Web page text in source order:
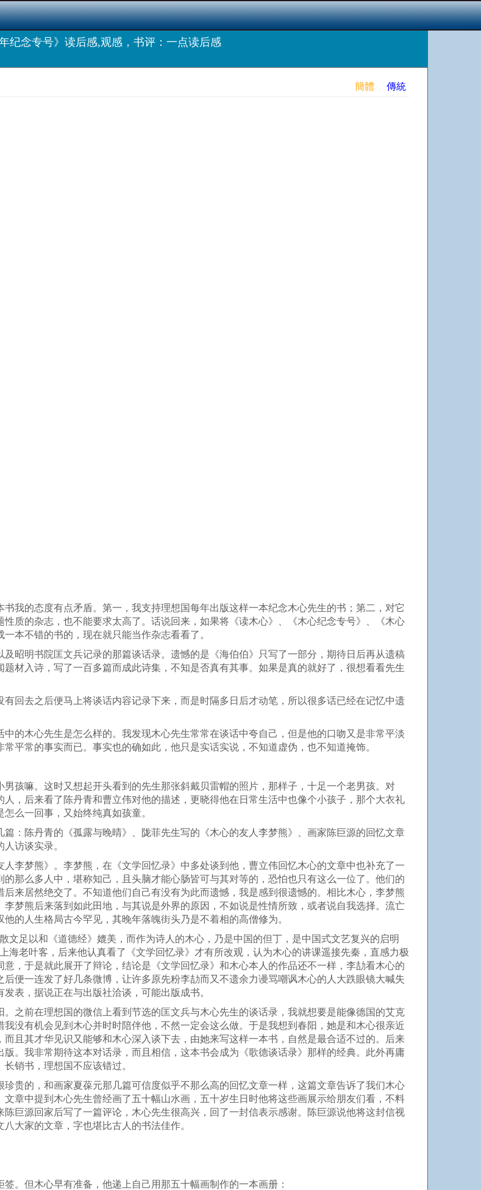
纪念专号》读后感,观感，书评：一点读后感
簡體 傳統
我的态度有点矛盾。第一，我支持理想国每年出版这样一本纪念木心先生的书；第二，对它
质的杂志，也不能要求太高了。话说回来，如果将《读木心》、《木心纪念专号》、《木心
本不错的书的，现在就只能当作杂志看看了。
昭明书院匡文兵记录的那篇谈话录。遗憾的是《海伯伯》只写了一部分，期待日后再从遗稿
材入诗，写了一百多篇而成此诗集，不知是否真有其事。如果是真的就好了，很想看看先生
回去之后便马上将谈话内容记录下来，而是时隔多日后才动笔，所以很多话已经在记忆中遗
的木心先生是怎么样的。我发现木心先生常常在谈话中夸自己，但是他的口吻又是非常平淡
平常的事实而已。事实也的确如此，他只是实话实说，不知道虚伪，也不知道掩饰。
孩嘛。这时又想起开头看到的先生那张斜戴贝雷帽的照片，那样子，十足一个老男孩。对
，后来看了陈丹青和曹立伟对他的描述，更晓得他在日常生活中也像个小孩子，那个大衣礼
么一回事，又始终纯真如孩童。
：陈丹青的《孤露与晚晴》、陇菲先生写的《木心的友人李梦熊》、画家陈巨源的回忆文章
访谈实录。
李梦熊》。李梦熊，在《文学回忆录》中多处谈到他，曹立伟回忆木心的文章中也补充了一
那么多人中，堪称知己，且头脑才能心肠皆可与其对等的，恐怕也只有这么一位了。他们的
来居然绝交了。不知道他们自己有没有为此而遗憾，我是感到很遗憾的。相比木心，李梦熊
梦熊后来落到如此田地，与其说是外界的原因，不如说是性情所致，或者说自我选择。流亡
的人生格局古今罕见，其晚年落魄街头乃是不着相的高僧修为。
文足以和《道德经》媲美，而作为诗人的木心，乃是中国的但丁，是中国式文艺复兴的启明
海老叶客，后来他认真看了《文学回忆录》才有所改观，认为木心的讲课遥接先秦，直感力极
，于是就此展开了辩论，结论是《文学回忆录》和木心本人的作品还不一样，李劼看木心的
便一连发了好几条微博，让许多原先粉李劼而又不遗余力谩骂嘲讽木心的人大跌眼镜大喊失
表，据说正在与出版社洽谈，可能出版成书。
之前在理想国的微信上看到节选的匡文兵与木心先生的谈话录，我就想要是能像德国的艾克
没有机会见到木心并时时陪伴他，不然一定会这么做。于是我想到春阳，她是和木心很亲近
且其才华见识又能够和木心深入谈下去，由她来写这样一本书，自然是最合适不过的。后来
。我非常期待这本对话录，而且相信，这本书会成为《歌德谈话录》那样的经典。此外再庸
销书，理想国不应该错过。
贵的，和画家夏葆元那几篇可信度似乎不那么高的回忆文章一样，这篇文章告诉了我们木心
章中提到木心先生曾经画了五十幅山水画，五十岁生日时他将这些画展示给朋友们看，不料
巨源回家后写了一篇评论，木心先生很高兴，回了一封信表示感谢。陈巨源说他将这封信视
大家的文章，字也堪比古人的书法佳作。
。但木心早有准备，他递上自己用那五十幅画制作的一本画册：